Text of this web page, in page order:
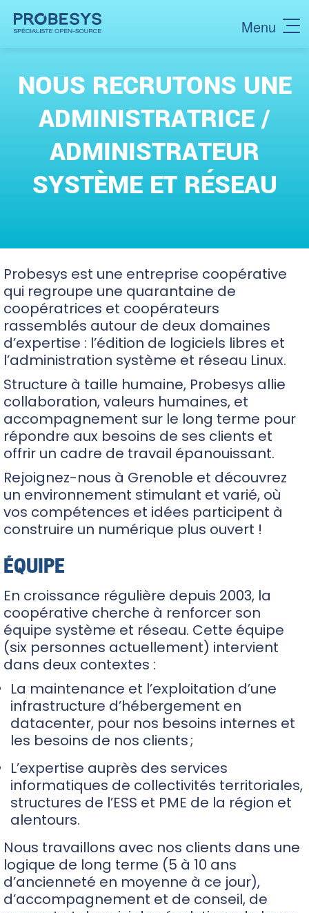
contenu
NOUS RECRUTONS UNE
ADMINISTRATRICE /
ADMINISTRATEUR
SYSTÈME ET RÉSEAU
Probesys est une entreprise coopérative
qui regroupe une quarantaine de
coopératrices et coopérateurs
rassemblés autour de deux domaines
d’expertise : l’édition de logiciels libres et
l’administration système et réseau Linux.
Structure à taille humaine, Probesys allie
collaboration, valeurs humaines, et
accompagnement sur le long terme pour
répondre aux besoins de ses clients et
offrir un cadre de travail épanouissant.
Rejoignez-nous à Grenoble et découvrez
un environnement stimulant et varié, où
vos compétences et idées participent à
construire un numérique plus ouvert !
ÉQUIPE
En croissance régulière depuis 2003, la
coopérative cherche à renforcer son
équipe système et réseau. Cette équipe
(six personnes actuellement) intervient
dans deux contextes :
La maintenance et l’exploitation d’une
infrastructure d’hébergement en
datacenter, pour nos besoins internes et
les besoins de nos clients ;
L’expertise auprès des services
informatiques de collectivités territoriales,
structures de l’ESS et PME de la région et
alentours.
Nous travaillons avec nos clients dans une
logique de long terme (5 à 10 ans
d’ancienneté en moyenne à ce jour),
d’accompagnement et de conseil, de